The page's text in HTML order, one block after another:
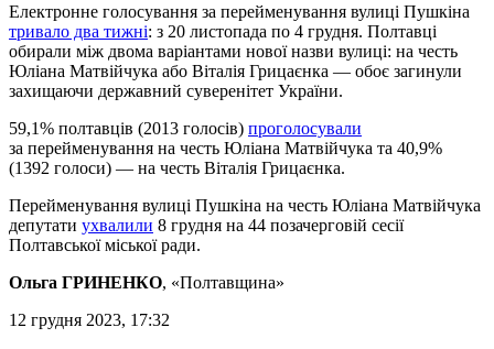
Електронне голосування за перейменування вулиці Пушкіна
тривало два тижні: з 20 листопада по 4 грудня. Полтавці
обирали між двома варіантами нової назви вулиці: на честь
Юліана Матвійчука або Віталія Грицаєнка — обоє загинули
захищаючи державний суверенітет України.
59,1% полтавців (2013 голосів) проголосували
за перейменування на честь Юліана Матвійчука та 40,9%
(1392 голоси) — на честь Віталія Грицаєнка.
Перейменування вулиці Пушкіна на честь Юліана Матвійчука
депутати ухвалили 8 грудня на 44 позачерговій сесії
Полтавської міської ради.
Ольга ГРИНЕНКО, «Полтавщина»
12 грудня 2023, 17:32